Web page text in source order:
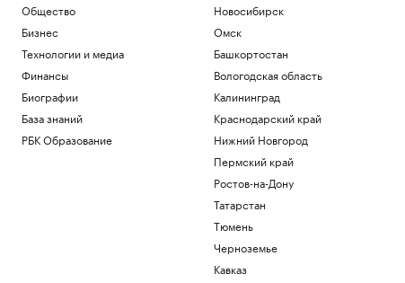
Общество
Бизнес
Технологии и медиа
Финансы
Биографии
База знаний
РБК Образование
Новосибирск
Омск
Башкортостан
Вологодская область
Калининград
Краснодарский край
Нижний Новгород
Пермский край
Ростов-на-Дону
Татарстан
Тюмень
Черноземье
Кавказ